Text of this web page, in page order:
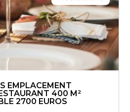
EMPLACEMENT
400 M²
2700 EUROS